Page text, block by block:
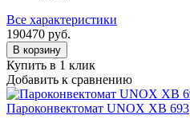
Все характеристики
190470 руб.
В корзину
Купить в 1 клик
Добавить к сравнению
Пароконвектомат UNOX XB 693